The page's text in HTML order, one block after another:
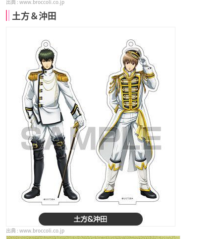
www.broccoli.co.jp
土方＆沖田
www.broccoli.co.jp